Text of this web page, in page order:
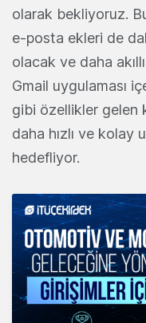
olarak bekliyoruz.
e-posta ekleri de
olacak ve daha
Gmail uygulaması
gibi özellikler gelen
daha hızlı ve kolay
hedefliyor.